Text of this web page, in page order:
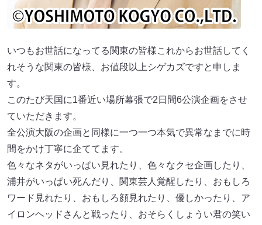
いつもお世話になってる関東の皆様これからお世話してく
れそうな関東の皆様、お値段以上シゲカズですと申しま
す。
このたび天国に1番近い場所幕張で2⽇間6公演企画をさせ
ていただきます。
全公演⼤阪の企画と同様に⼀つ⼀つ本気で異常なまでに時
間をかけ丁寧に企ててます。
⾊々なネタがいっぱい⾒れたり、⾊々なクセ企画したり、
浦井がいっぱい死んだり、関東芸⼈覚醒したり、おもしろ
ワード⾒れたり、おもしろ顔⾒れたり、優しかったり、ア
イロンヘッドさんと戦ったり、おそらくしょうい君の笑い